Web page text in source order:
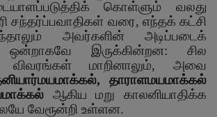
கொள்ளும் வலது
சந்தர்ப்பவாதிகள் வரை, எந்தக் கட்சி
அவர்களின் அடிப்படைக்
இருக்கின்றன: சில
மாறினாலும்,அவை
, தாராளமயமாக்கல்
ஆகிய மறு காலனியாதிக்க
வேரூன்றி உள்ளன.